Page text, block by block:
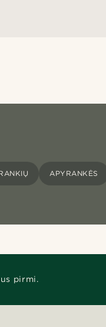
APYRANKĖS
pirmi.